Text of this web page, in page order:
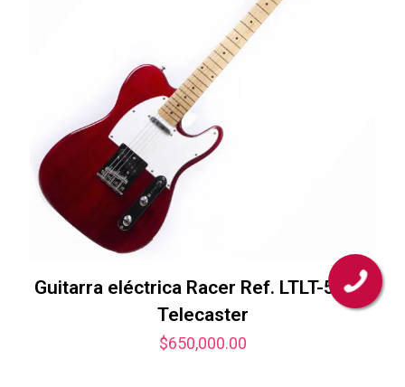
Guitarra eléctrica Racer Ref. LTLT-5 tipo
Telecaster
$650,000.00